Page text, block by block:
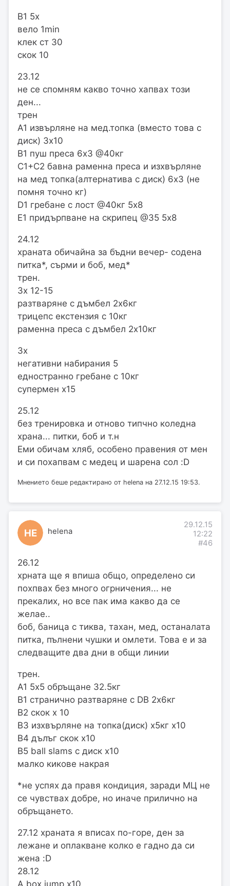
B1 5х
вело 1min
клек ст 30
скок 10
23.12
не се спомням какво точно хапвах този
ден...
трен
А1 извърляне на мед.топка (вместо това с
диск) 3х10
В1 пуш преса 6х3 @40кг
С1+C2 бавна раменна преса и изхвърляне
на мед топка(алтернатива с диск) 6х3 (не
помня точно кг)
D1 гребане с лост @40кг 5х8
Е1 придърпване на скрипец @35 5х8
24.12
храната обичайна за бъдни вечер- содена
питка*, сърми и боб, мед*
трен.
3х 12-15
разтваряне с дъмбел 2х6кг
трицепс екстензия с 10кг
раменна преса с дъмбел 2х10кг
3х
негативни набирания 5
едностранно гребане с 10кг
супермен х15
25.12
без тренировка и отново типчно коледна
храна... питки, боб и т.н
Еми обичам хляб, особено правения от мен
и си похапвам с медец и шарена сол :D
Мнението беше редактирано от helena на 27.12.15 19:53.
HE helena
29.12.15
12:22
#46
26.12
хрната ще я впиша общо, определено си
похпвах без много огрничения... не
прекалих, но все пак има какво да се
желае..
боб, баница с тиква, тахан, мед, останалата
питка, пълнени чушки и омлети. Това е и за
следващите два дни в общи линии
трен.
А1 5х5 обръщане 32.5кг
В1 странично разтваряне с DB 2х6кг
В2 скок х 10
В3 изхвърляне на топка(диск) х5кг х10
В4 дълъг скок х10
В5 ball slams с диск х10
малко кикове накрая
*не успях да правя кондиция, заради МЦ не
се чувствах добре, но иначе прилично на
обръщането.
27.12 храната я вписах по-горе, ден за
лежане и оплакване колко е гадно да си
жена :D
28.12
А box jump x10